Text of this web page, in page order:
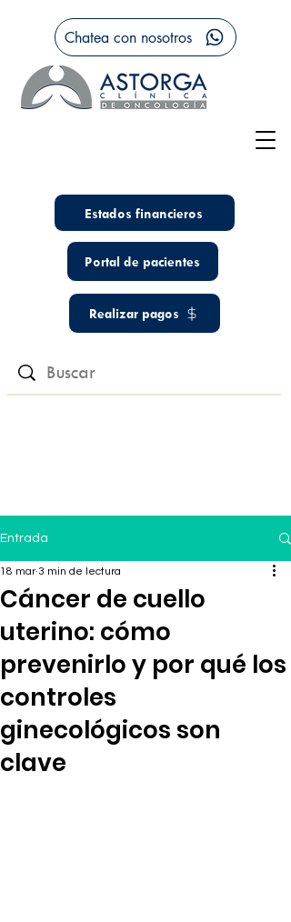
Estados financieros
Portal de pacientes
Realizar pagos
Chatea con nosotros
Entrada
Cáncer de cuello
uterino: cómo
prevenirlo y por qué los
controles
ginecológicos son
clave
18 mar 3 min de lectura